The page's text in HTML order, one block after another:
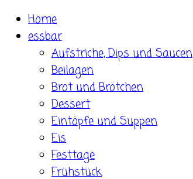
Skip
content
Home
essbar
Aufstriche, Dips und Saucen
Beilagen
Brot und Brötchen
Dessert
Eintöpfe und Suppen
Eis
Festtage
Frühstück